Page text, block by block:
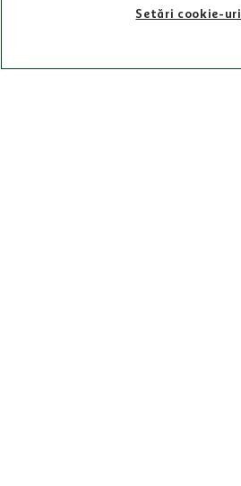
Setări cookie-uri